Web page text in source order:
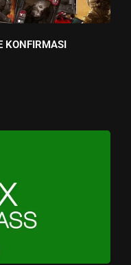
KONFIRMASI